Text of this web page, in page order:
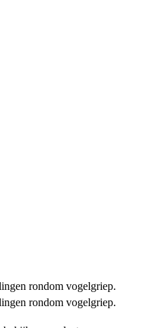
rondom vogelgriep.
rondom vogelgriep.